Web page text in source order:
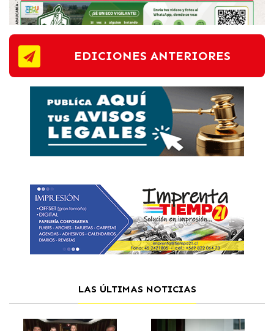
EDICIONES ANTERIORES
LAS ÚLTIMAS NOTICIAS